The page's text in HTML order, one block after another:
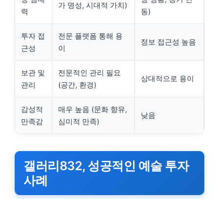
력
가 명성, 시대적 가치)
동)
투자 접
근성
전문 플랫폼 통해 용
이
정보 접근성 높음
보관 및
관리
전문적인 관리 필요
(공간, 환경)
상대적으로 용이
감성적
만족감
매우 높음 (문화 향유,
심미적 만족)
낮음
갤러리832, 성공적인 예술 투자
사례